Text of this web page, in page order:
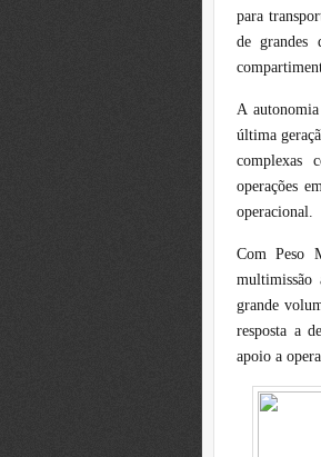
para
de grandes
A
última
complexas
operações
operacional.
Com Peso
multimissão
grande
resposta a
apoio a